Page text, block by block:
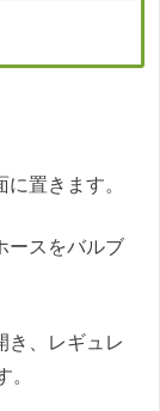
置きます。
ースをバルブ
き、レギュレ
。